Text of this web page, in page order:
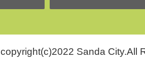
copyright(c)2022 Sanda City.All